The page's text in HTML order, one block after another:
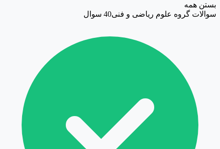
بستن همه
سوالات گروه علوم ریاضی و فنی40 سوال